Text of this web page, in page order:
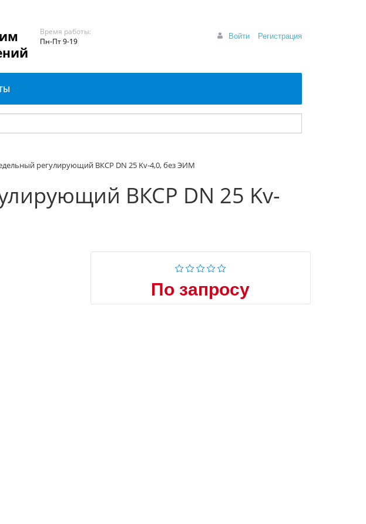
Войти Регистрация
Время работы:
Пн-Пт 9-19
регулирующий ВКСР DN 25 Kv-4,0, без ЭИМ
ВКСР DN 25 Kv-
По запросу